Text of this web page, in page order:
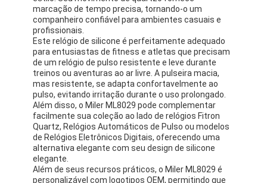
marcação de tempo precisa, tornando-o um
companheiro confiável para ambientes casuais e
profissionais.
Este relógio de silicone é perfeitamente adequado
para entusiastas de fitness e atletas que precisam
de um relógio de pulso resistente e leve durante
treinos ou aventuras ao ar livre. A pulseira macia,
mas resistente, se adapta confortavelmente ao
pulso, evitando irritação durante o uso prolongado.
Além disso, o Miler ML8029 pode complementar
facilmente sua coleção ao lado de relógios Fitron
Quartz, Relógios Automáticos de Pulso ou modelos
de Relógios Eletrônicos Digitais, oferecendo uma
alternativa elegante com seu design de silicone
elegante.
Além de seus recursos práticos, o Miler ML8029 é
personalizável com logotipos OEM, permitindo que